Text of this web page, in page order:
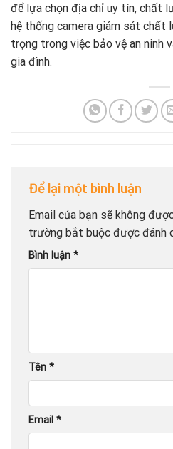
để lựa chọn địa chỉ uy tín, chất
hệ thống camera giám sát chất
trọng trong việc bảo vệ an ninh
gia đình.
Để lại một bình luận
Email của bạn sẽ không
trường bắt buộc được đánh
Bình luận *
Tên *
Email *